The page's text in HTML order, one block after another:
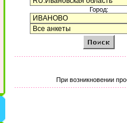
Город:
При возникновении